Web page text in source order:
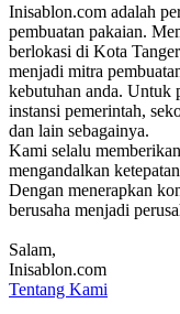
Inisablon.com adalah
pembuatan pakaian.
berlokasi di Kota
menjadi mitra
kebutuhan anda. Untuk
instansi pemerintah,
dan lain sebagainya.
Kami selalu
mengandalkan
Dengan menerapkan
berusaha menjadi
Salam,
Inisablon.com
Tentang Kami